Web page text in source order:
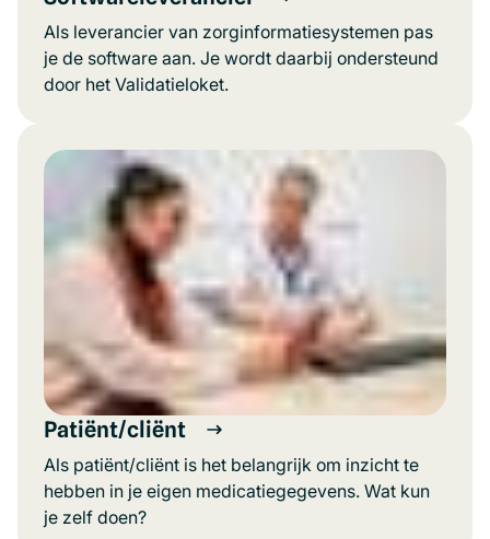
Als leverancier van zorginformatiesystemen pas
je de software aan. Je wordt daarbij ondersteund
door het Validatieloket.
Patiënt/cliënt
Als patiënt/cliënt is het belangrijk om inzicht te
hebben in je eigen medicatiegegevens. Wat kun
je zelf doen?